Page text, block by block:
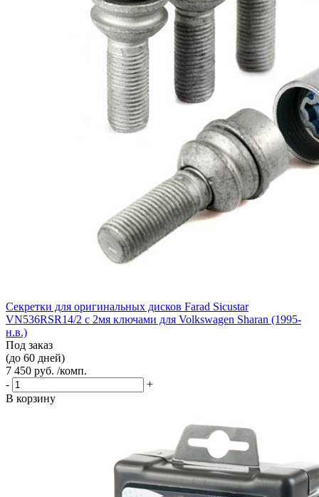
Секретки для оригинальных дисков Farad Sicustar
VN536RSR14/2 с 2мя ключами для Volkswagen Sharan (1995-
н.в.)
Под заказ
(до 60 дней)
7 450 руб. /комп.
-
+
В корзину